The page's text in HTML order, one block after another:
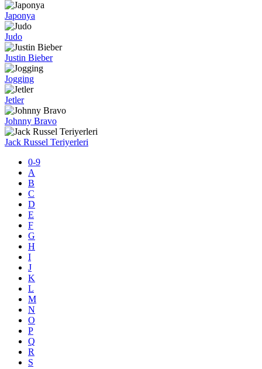
Japonya
Judo
Justin Bieber
Jogging
Jetler
Johnny Bravo
Jack Russel Teriyerleri
0-9
A
B
C
D
E
F
G
H
I
J
K
L
M
N
O
P
Q
R
S